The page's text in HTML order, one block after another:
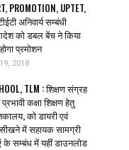
PROMOTION, UPTET,
अनिवार्य सम्बंधी
को डबल बेंच ने किया
प्रमोशन
2018
TLM : शिक्षण संग्रह
कक्षा शिक्षण हेतु
को डायरी एवं
में सहायक सामग्री
सम्बंध में यहीं डाउनलोड